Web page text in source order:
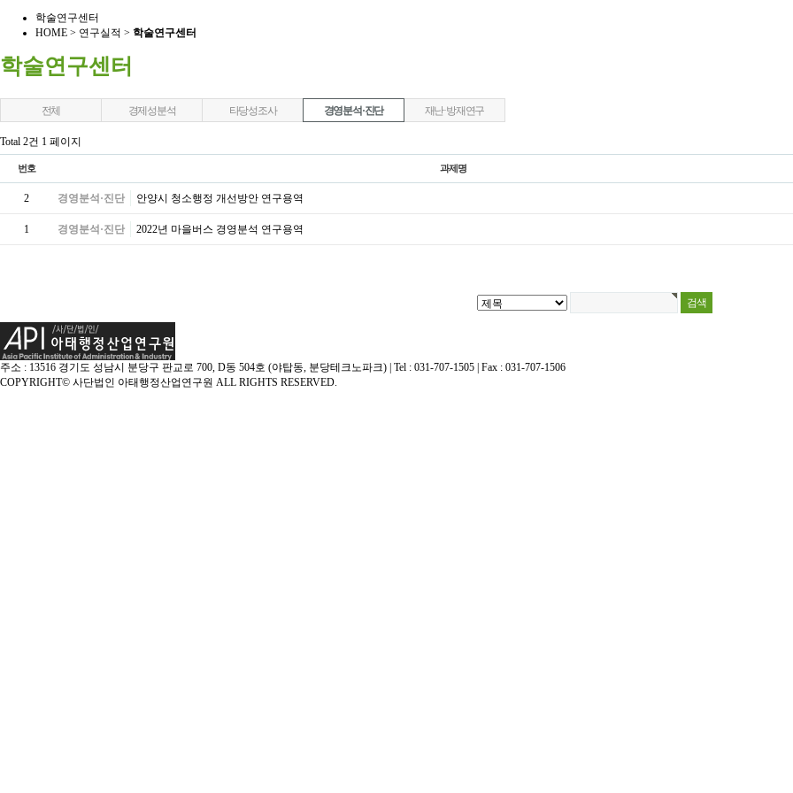
학술연구센터
HOME > 연구실적 > 학술연구센터
학술연구센터
전체 경제성분석 타당성조사 경영분석·진단 재난·방재연구
Total 2건 1 페이지
번호 과제명
2 경영분석·진단 안양시 청소행정 개선방안 연구용역
1 경영분석·진단 2022년 마을버스 경영분석 연구용역
주소 : 13516 경기도 성남시 분당구 판교로 700, D동 504호 (야탑동, 분당테크노파크) | Tel : 031-707-1505 | Fax : 031-707-1506
COPYRIGHT© 사단법인 아태행정산업연구원 ALL RIGHTS RESERVED.